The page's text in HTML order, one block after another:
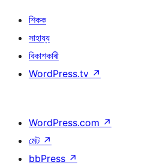
শিকক
সাহায্য
বিকাশকাৰী
WordPress.tv ↗
WordPress.com ↗
মেট ↗
bbPress ↗